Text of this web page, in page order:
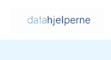
innholdet